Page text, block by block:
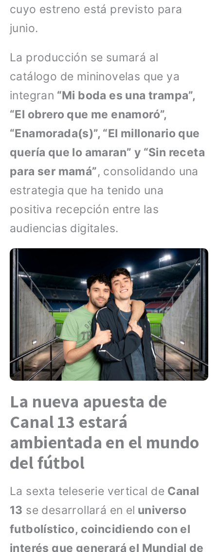
cuyo estreno está previsto para
junio.
La producción se sumará al
catálogo de mininovelas que ya
integran “Mi boda es una trampa”,
“El obrero que me enamoró”,
“Enamorada(s)”, “El millonario que
quería que lo amaran” y “Sin receta
para ser mamá”, consolidando una
estrategia que ha tenido una
positiva recepción entre las
audiencias digitales.
La nueva apuesta de
Canal 13 estará
ambientada en el mundo
del fútbol
La sexta teleserie vertical de Canal
13 se desarrollará en el universo
futbolístico, coincidiendo con el
interés que generará el Mundial de